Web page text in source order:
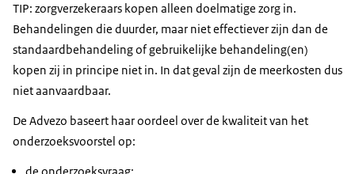
TIP: zorgverzekeraars kopen alleen doelmatige zorg in.
Behandelingen die duurder, maar niet effectiever zijn dan de
standaardbehandeling of gebruikelijke behandeling(en)
kopen zij in principe niet in. In dat geval zijn de meerkosten dus
niet aanvaardbaar.
De Advezo baseert haar oordeel over de kwaliteit van het
onderzoeksvoorstel op: